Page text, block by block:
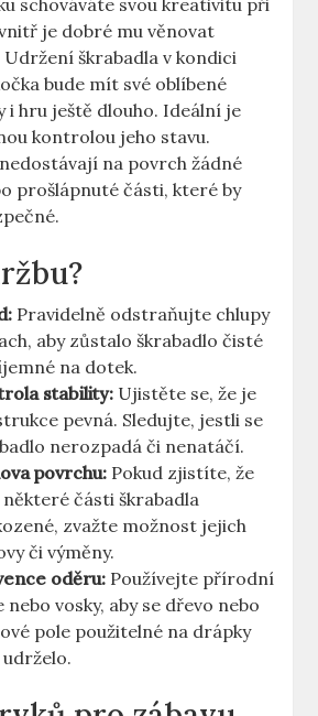
schováváte svou kreativitu při
je dobré mu věnovat
škrabadla v kondici
bude mít své oblíbené
hru ještě dlouho. Ideální je
kontrolou jeho stavu.
na povrch žádné
prošlápnuté části, které by
Pravidelně odstraňujte chlupy
aby zůstalo škrabadlo čisté
na dotek.
stability: Ujistěte se, že je
pevná. Sledujte, jestli se
nerozpadá či nenatáčí.
povrchu: Pokud zjistíte, že
některé části škrabadla
zvažte možnost jejich
či výměny.
oděru: Používejte přírodní
nebo vosky, aby se dřevo nebo
pole použitelné na drápky
udrželo.